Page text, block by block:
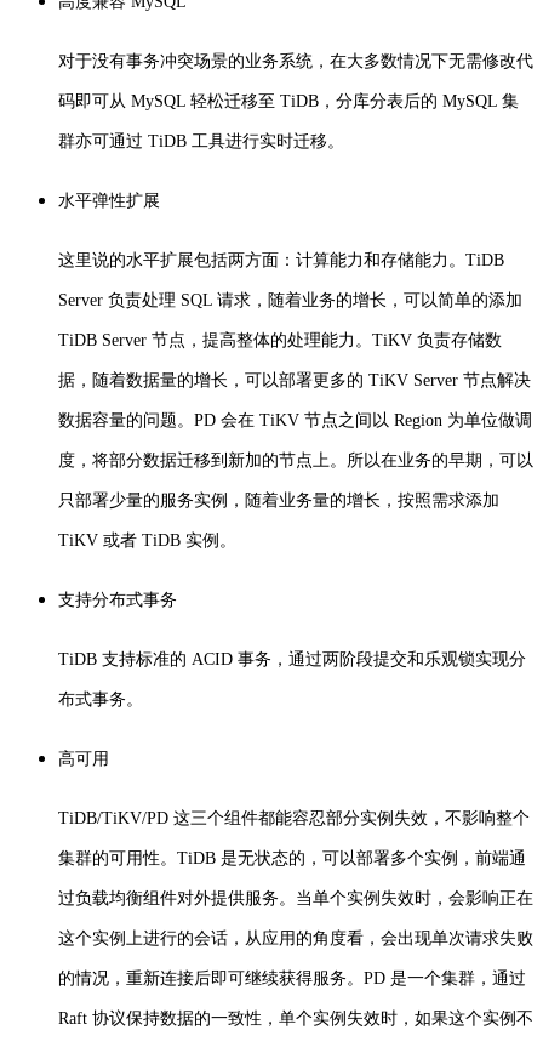
对于没有事务冲突场景的业务系统，在大多数情况下无需修改代
码即可从 MySQL 轻松迁移至 TiDB，分库分表后的 MySQL 集
群亦可通过 TiDB 工具进行实时迁移。
水平弹性扩展
这里说的水平扩展包括两方面： 计算能力和存储能力。 TiDB
Server 负责处理 SQL 请求，随着业务的增长，可以简单的添加
TiDB Server 节点，提高整体的处理能力。 TiKV 负责存储数
据，随着数据量的增长，可以部署更多的 TiKV Server 节点解决
数据容量的问题。 PD 会在 TiKV 节点之间以 Region 为单位做调
度，将部分数据迁移到新加的节点上。 所以在业务的早期，可以
只部署少量的服务实例，随着业务量的增长，按照需求添加
TiKV 或者 TiDB 实例。
支持分布式事务
TiDB 支持标准的 ACID 事务，通过两阶段提交和乐观锁实现分
布式事务。
高可用
TiDB/TiKV/PD 这三个组件都能容忍部分实例失效，不影响整个
集群的可用性。 TiDB 是无状态的，可以部署多个实例，前端通
过负载均衡组件对外提供服务。 当单个实例失效时，会影响正在
这个实例上进行的会话，从应用的角度看，会出现单次请求失败
的情况，重新连接后即可继续获得服务。 PD 是一个集群，通过
Raft 协议保持数据的一致性，单个实例失效时，如果这个实例不